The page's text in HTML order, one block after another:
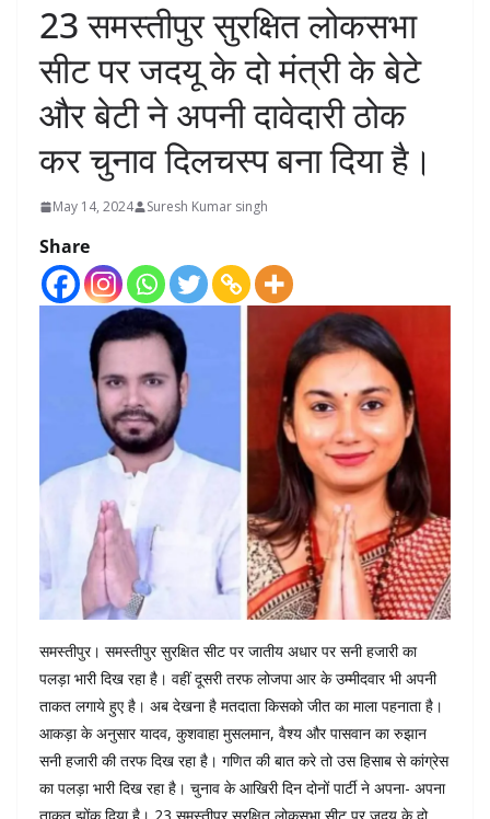
23 समस्तीपुर सुरक्षित लोकसभा
सीट पर जदयू के दो मंत्री के बेटे
और बेटी ने अपनी दावेदारी ठोक
कर चुनाव दिलचस्प बना दिया है।
May 14, 2024 Suresh Kumar singh
Share
समस्तीपुर। समस्तीपुर सुरक्षित सीट पर जातीय अधार पर सनी हजारी का
पलड़ा भारी दिख रहा है। वहीं दूसरी तरफ लोजपा आर के उम्मीदवार भी अपनी
ताकत लगाये हुए है। अब देखना है मतदाता किसको जीत का माला पहनाता है।
आकड़ा के अनुसार यादव, कुशवाहा मुसलमान, वैश्य और पासवान का रुझान
सनी हजारी की तरफ दिख रहा है। गणित की बात करे तो उस हिसाब से कांग्रेस
का पलड़ा भारी दिख रहा है। चुनाव के आखिरी दिन दोनों पार्टी ने अपना- अपना